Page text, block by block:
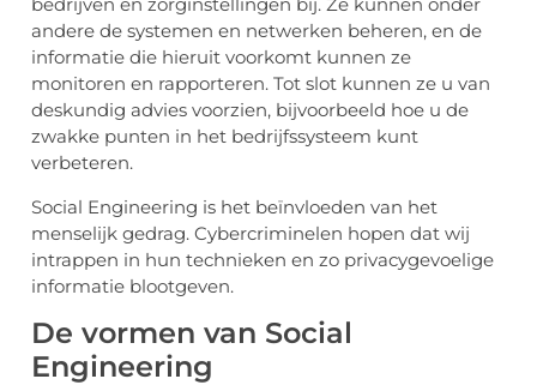
andere de systemen en netwerken beheren, en de
informatie die hieruit voorkomt kunnen ze
monitoren en rapporteren. Tot slot kunnen ze u van
deskundig advies voorzien, bijvoorbeeld hoe u de
zwakke punten in het bedrijfssysteem kunt
verbeteren.
Social Engineering is het beïnvloeden van het
menselijk gedrag. Cybercriminelen hopen dat wij
intrappen in hun technieken en zo privacygevoelige
informatie blootgeven.
De vormen van Social
Engineering